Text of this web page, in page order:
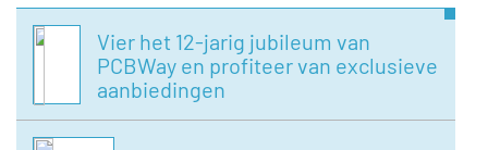
Vier het 12-jarig jubileum van
PCBWay en profiteer van exclusieve
aanbiedingen